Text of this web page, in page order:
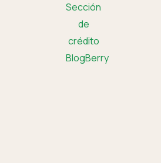
Sección
de
crédito
BlogBerry